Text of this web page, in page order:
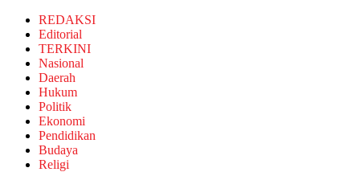
REDAKSI
Editorial
TERKINI
Nasional
Daerah
Hukum
Politik
Ekonomi
Pendidikan
Budaya
Religi